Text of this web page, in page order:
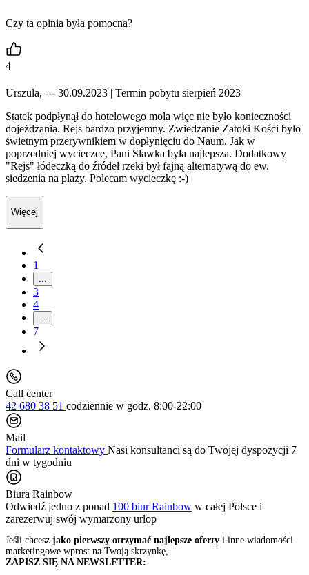
Czy ta opinia była pomocna?
4
Urszula, --- 30.09.2023 | Termin pobytu sierpień 2023
Statek podpłynął do hotelowego mola więc nie było konieczności
dojeżdżania. Rejs bardzo przyjemny. Zwiedzanie Zatoki Kości było
świetnym przerywnikiem w dopłynięciu do Naum. Jak w
poprzedniej wycieczce, Pani Sławka była najlepsza. Dodatkowy
"Rejs" łódeczką do źródeł rzeki był fajną alternatywą do ew.
siedzenia na plaży. Polecam wycieczkę :-)
Więcej
1
3
4
7
Call center
42 680 38 51 codziennie w godz. 8:00-22:00
Mail
Formularz kontaktowy Nasi konsultanci są do Twojej dyspozycji 7
dni w tygodniu
Biura Rainbow
Odwiedź jedno z ponad 100 biur Rainbow w całej Polsce i
zarezerwuj swój wymarzony urlop
Jeśli chcesz jako pierwszy otrzymać najlepsze oferty i inne wiadomości
marketingowe wprost na Twoją skrzynkę,
ZAPISZ SIĘ NA NEWSLETTER: